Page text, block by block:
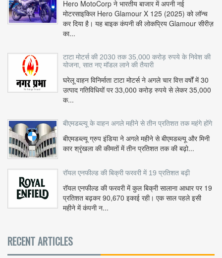
Hero MotoCorp ने भारतीय बाजार में अपनी नई
मोटरसाइकिल Hero Glamour X 125 (2025) को लॉन्च
कर दिया है। यह बाइक कंपनी की लोकप्रिय Glamour सीरीज़
का...
टाटा मोटर्स की 2030 तक 35,000 करोड़ रुपये के निवेश की
योजना, सात नए मॉडल लाने की तैयारी
घरेलू वाहन विनिर्माता टाटा मोटर्स ने अगले चार वित्त वर्षों में 30
उत्पाद गतिविधियों पर 33,000 करोड़ रुपये से लेकर 35,000
क...
बीएमडब्ल्यू के वाहन अगले महीने से तीन प्रतिशत तक महंगे होंगे
बीएमडब्ल्यू ग्रुप इंडिया ने अगले महीने से बीएमडब्ल्यू और मिनी
कार श्रृंखला की कीमतों में तीन प्रतिशत तक की बढ़ो...
रॉयल एनफील्ड की बिक्री फरवरी में 19 प्रतिशत बढ़ी
रॉयल एनफील्ड की फरवरी में कुल बिक्री सालाना आधार पर 19
प्रतिशत बढ़कर 90,670 इकाई रही। एक साल पहले इसी
महीने में कंपनी न...
RECENT ARTICLES